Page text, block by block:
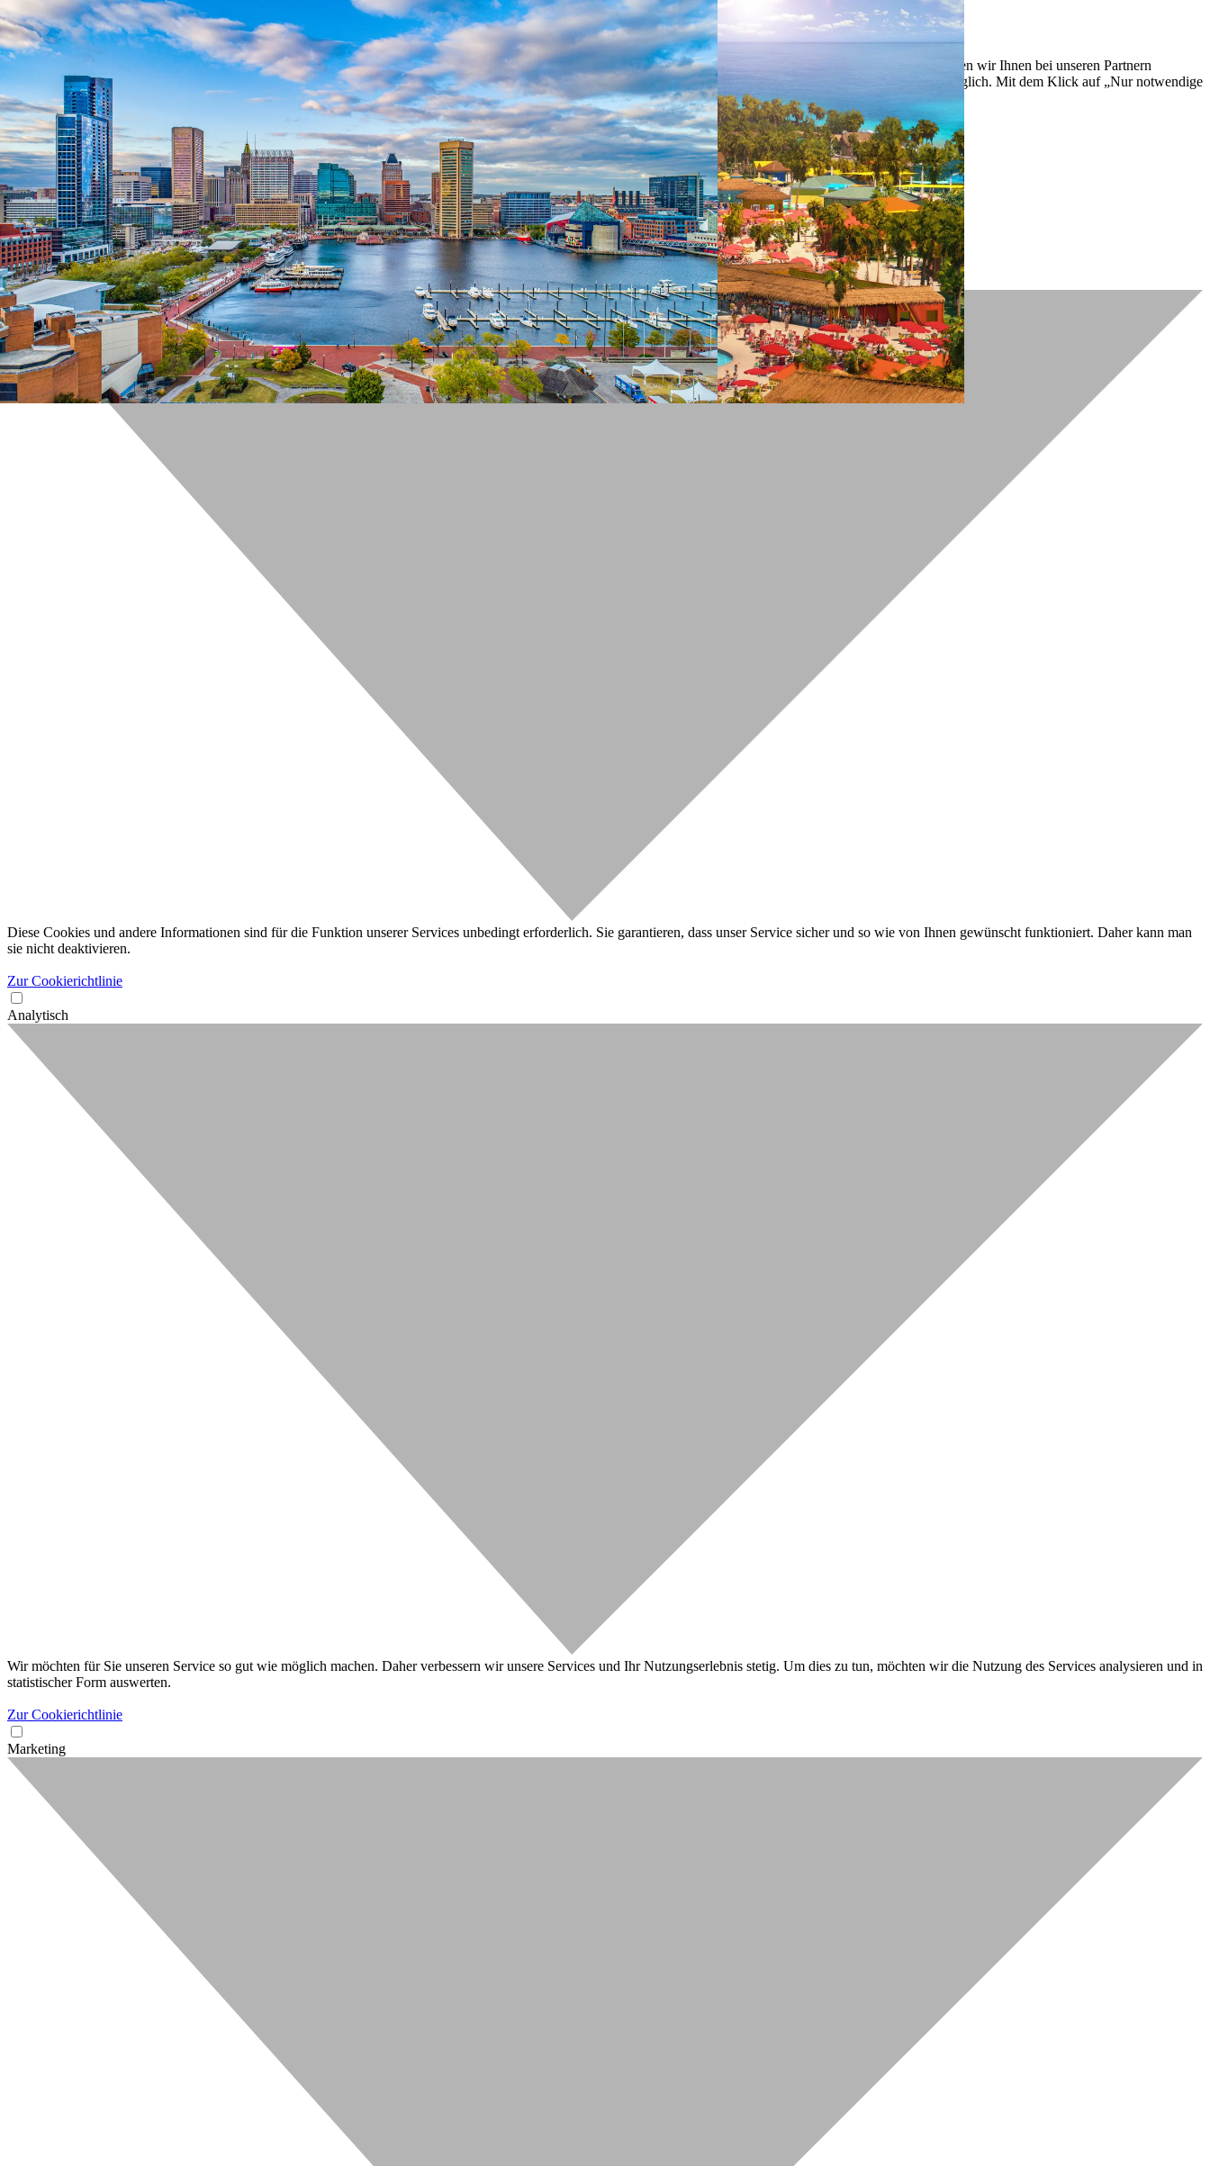
Nur notwendige Cookies
Unvergleichlich lecker
Mit dem Klick auf „geht klar” ermöglichen Sie uns Ihnen über Cookies ein verbessertes Nutzungserlebnis zu servieren und dieses kontinuierlich zu verbessern. So können wir Ihnen bei unseren Partnern
personalisierte Werbung und passende Angebote anzeigen. Über „anpassen” können Sie Ihre persönlichen Präferenzen festlegen. Dies ist auch nachträglich jederzeit möglich. Mit dem Klick auf „Nur notwendige
Cookies” werden lediglich technisch notwendige Cookies gespeichert.
Anpassen Geht klar
Datenschutzerklärung
Cookierichtlinie Impressum
« zurück
Ihre Cookie-Präferenzen verwalten
Wählen Sie, welche Cookies Sie auf check24.de akzeptieren.
Die Cookierichtlinie finden Siehier.
Notwendig
Diese Cookies und andere Informationen sind für die Funktion unserer Services unbedingt erforderlich. Sie garantieren, dass unser Service sicher und so wie von Ihnen gewünscht funktioniert. Daher kann man
sie nicht deaktivieren.
Zur Cookierichtlinie
Analytisch
Wir möchten für Sie unseren Service so gut wie möglich machen. Daher verbessern wir unsere Services und Ihr Nutzungserlebnis stetig. Um dies zu tun, möchten wir die Nutzung des Services analysieren und in
statistischer Form auswerten.
Zur Cookierichtlinie
Marketing